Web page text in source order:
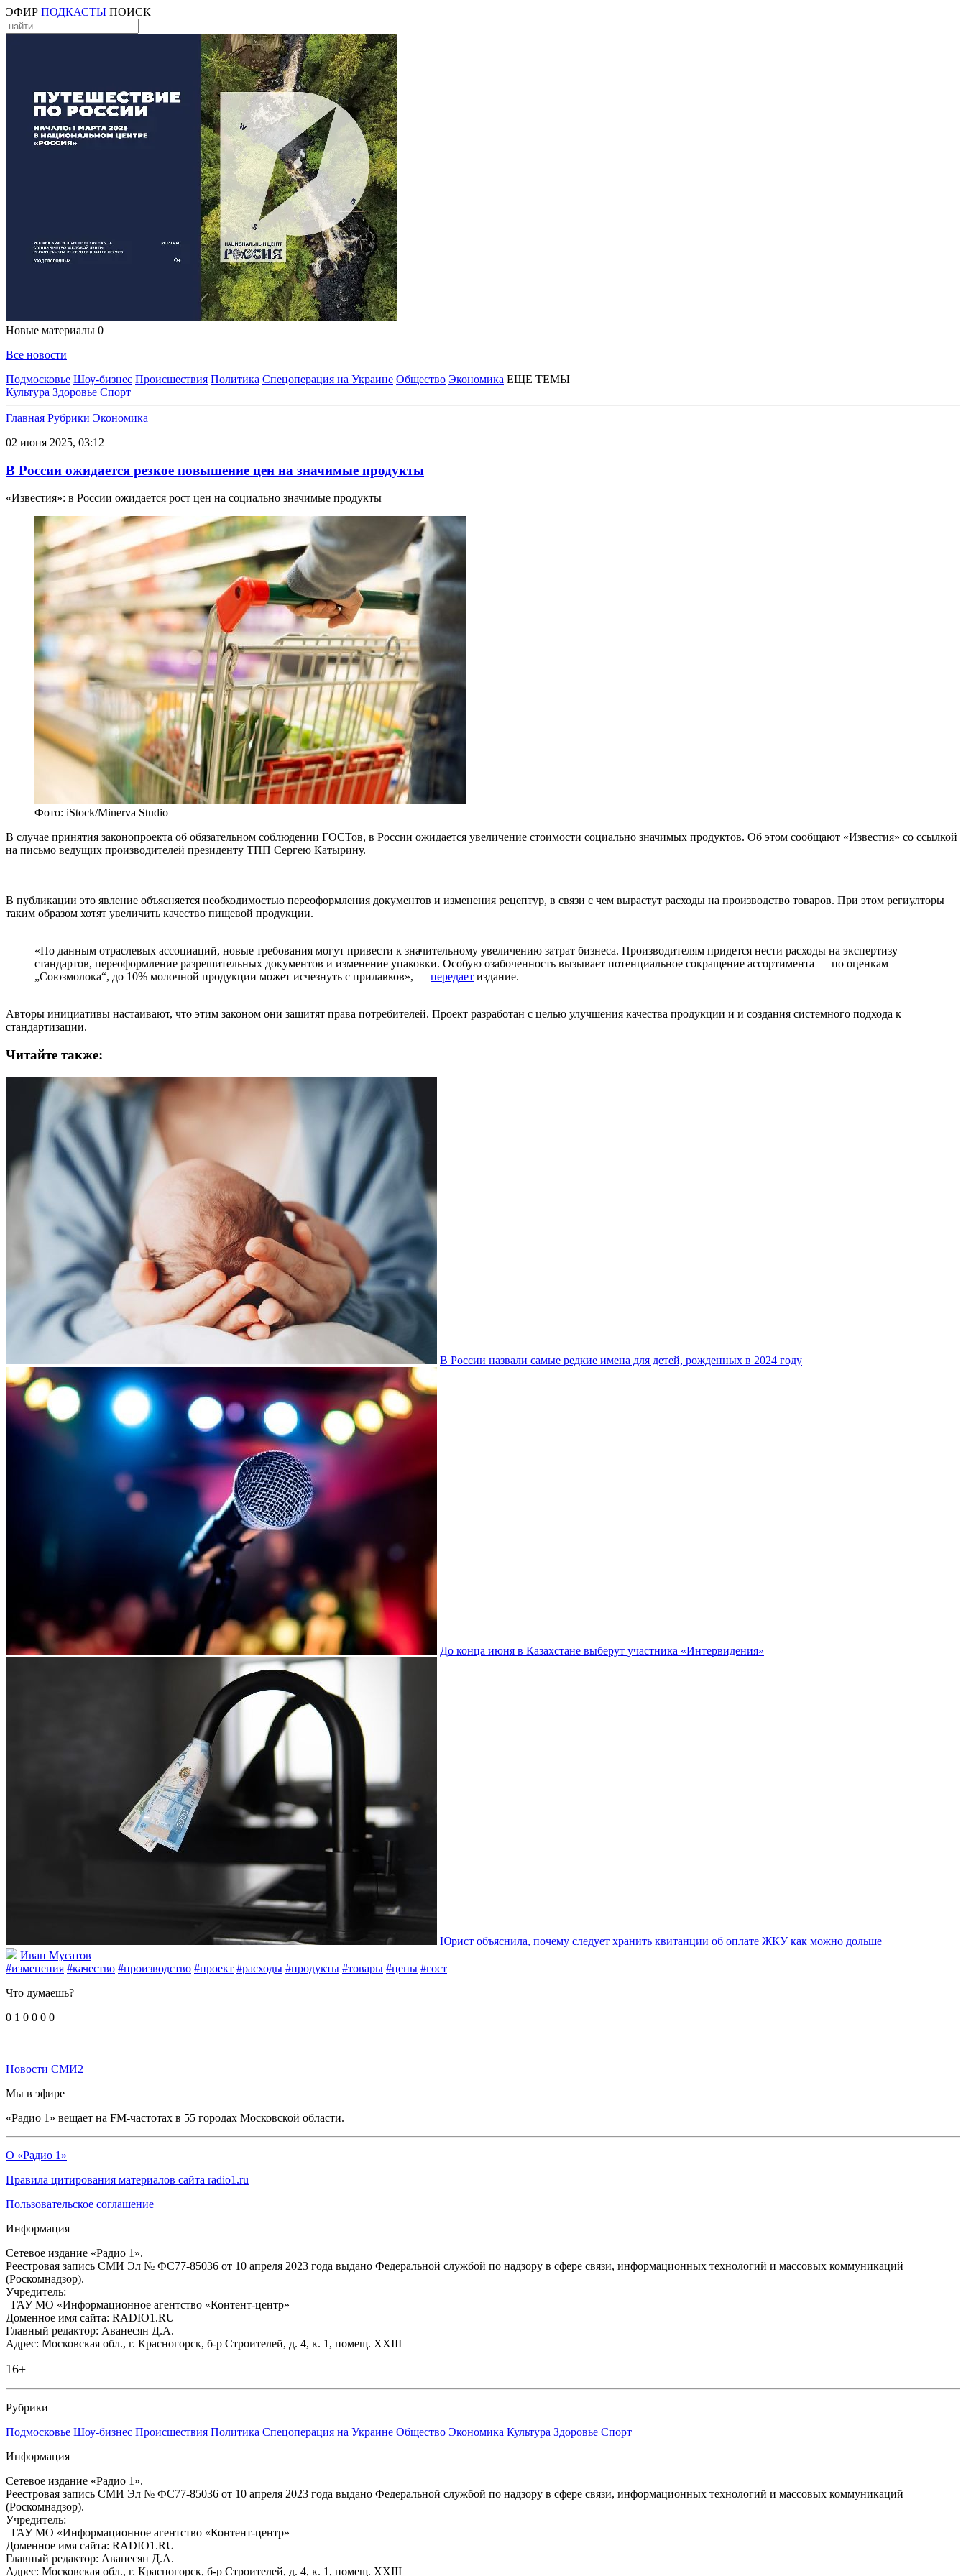
ЭФИР ПОДКАСТЫ ПОИСК
Новые материалы 0
Все новости
Подмосковье Шоу-бизнес Происшествия Политика Спецоперация на Украине Общество Экономика ЕЩЕ ТЕМЫ
Культура Здоровье Спорт
Главная Рубрики Экономика
02 июня 2025, 03:12
В России ожидается резкое повышение цен на значимые продукты
«Известия»: в России ожидается рост цен на социально значимые продукты
Фото: iStock/Minerva Studio
В случае принятия законопроекта об обязательном соблюдении ГОСТов, в России ожидается увеличение стоимости социально значимых продуктов. Об этом сообщают «Известия» со ссылкой
на письмо ведущих производителей президенту ТПП Сергею Катырину.
В публикации это явление объясняется необходимостью переоформления документов и изменения рецептур, в связи с чем вырастут расходы на производство товаров. При этом региулторы
таким образом хотят увеличить качество пищевой продукции.
«По данным отраслевых ассоциаций, новые требования могут привести к значительному увеличению затрат бизнеса. Производителям придется нести расходы на экспертизу
стандартов, переоформление разрешительных документов и изменение упаковки. Особую озабоченность вызывает потенциальное сокращение ассортимента — по оценкам
„Союзмолока“, до 10% молочной продукции может исчезнуть с прилавков», — передает издание.
Авторы инициативы настаивают, что этим законом они защитят права потребителей. Проект разработан с целью улучшения качества продукции и и создания системного подхода к
стандартизации.
Читайте также:
В России назвали самые редкие имена для детей, рожденных в 2024 году
До конца июня в Казахстане выберут участника «Интервидения»
Юрист объяснила, почему следует хранить квитанции об оплате ЖКУ как можно дольше
Иван Мусатов
#изменения #качество #производство #проект #расходы #продукты #товары #цены #гост
Что думаешь?
0 1 0 0 0 0
Новости СМИ2
Мы в эфире
«Радио 1» вещает на FM-частотах в 55 городах Московской области.
О «Радио 1»
Правила цитирования материалов сайта radio1.ru
Пользовательское соглашение
Информация
Сетевое издание «Радио 1».
Реестровая запись СМИ Эл № ФС77-85036 от 10 апреля 2023 года выдано Федеральной службой по надзору в сфере связи, информационных технологий и массовых коммуникаций
(Роскомнадзор).
Учредитель:
ГАУ МО «Информационное агентство «Контент-центр»
Доменное имя сайта: RADIO1.RU
Главный редактор: Аванесян Д.А.
Адрес: Московская обл., г. Красногорск, б-р Строителей, д. 4, к. 1, помещ. XXIII
16+
Рубрики
Подмосковье Шоу-бизнес Происшествия Политика Спецоперация на Украине Общество Экономика Культура Здоровье Спорт
Информация
Сетевое издание «Радио 1».
Реестровая запись СМИ Эл № ФС77-85036 от 10 апреля 2023 года выдано Федеральной службой по надзору в сфере связи, информационных технологий и массовых коммуникаций
(Роскомнадзор).
Учредитель:
ГАУ МО «Информационное агентство «Контент-центр»
Доменное имя сайта: RADIO1.RU
Главный редактор: Аванесян Д.А.
Адрес: Московская обл., г. Красногорск, б-р Строителей, д. 4, к. 1, помещ. XXIII